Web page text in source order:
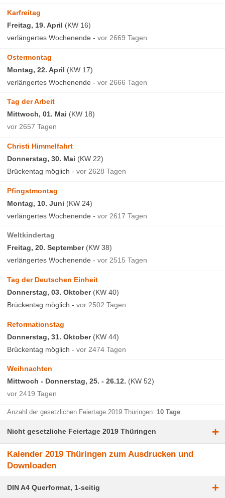
Karfreitag
Freitag, 19. April (KW 16)
verlängertes Wochenende -vor 2669 Tagen
Ostermontag
Montag, 22. April (KW 17)
verlängertes Wochenende -vor 2666 Tagen
Tag der Arbeit
Mittwoch, 01. Mai (KW 18)
vor 2657 Tagen
Christi Himmelfahrt
Donnerstag, 30. Mai (KW 22)
Brückentag möglich -vor 2628 Tagen
Pfingstmontag
Montag, 10. Juni (KW 24)
verlängertes Wochenende -vor 2617 Tagen
Weltkindertag
Freitag, 20. September(KW 38)
verlängertes Wochenende -vor 2515 Tagen
Tag der Deutschen Einheit
Donnerstag, 03. Oktober(KW 40)
Brückentag möglich -vor 2502 Tagen
Reformationstag
Donnerstag, 31. Oktober(KW 44)
Brückentag möglich -vor 2474 Tagen
Weihnachten
Mittwoch - Donnerstag, 25. - 26.12. (KW 52)
vor 2419 Tagen
Anzahl der gesetzlichen Feiertage 2019 Thüringen: 10 Tage
Nicht gesetzliche Feiertage 2019 Thüringen +
Kalender 2019 Thüringen zum Ausdrucken und
Downloaden
DIN A4 Querformat, 1-seitig +